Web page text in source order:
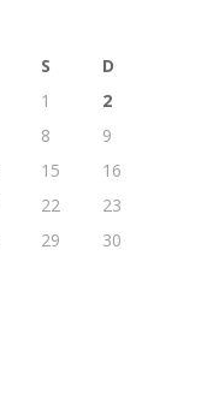
S
D
1
2
8
9
15
16
22
23
29
30